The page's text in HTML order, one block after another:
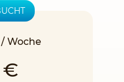
Woche
€